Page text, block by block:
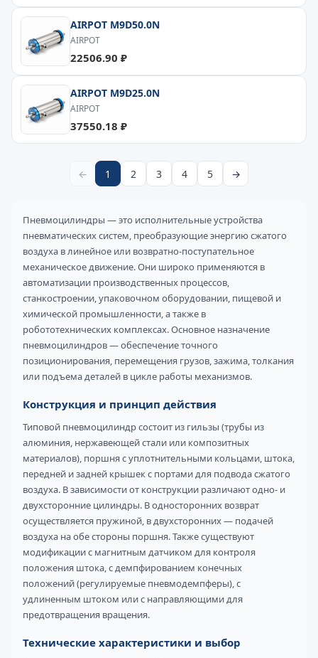
AIRPOT M9D50.0N
AIRPOT
22506.90 ₽
AIRPOT M9D25.0N
AIRPOT
37550.18 ₽
← 1 2 3 4 5 →
Пневмоцилиндры — это исполнительные устройства
пневматических систем, преобразующие энергию сжатого
воздуха в линейное или возвратно-поступательное
механическое движение. Они широко применяются в
автоматизации производственных процессов,
станкостроении, упаковочном оборудовании, пищевой и
химической промышленности, а также в
робототехнических комплексах. Основное назначение
пневмоцилиндров — обеспечение точного
позиционирования, перемещения грузов, зажима, толкания
или подъема деталей в цикле работы механизмов.
Конструкция и принцип действия
Типовой пневмоцилиндр состоит из гильзы (трубы из
алюминия, нержавеющей стали или композитных
материалов), поршня с уплотнительными кольцами, штока,
передней и задней крышек с портами для подвода сжатого
воздуха. В зависимости от конструкции различают одно- и
двухсторонние цилиндры. В односторонних возврат
осуществляется пружиной, в двухсторонних — подачей
воздуха на обе стороны поршня. Также существуют
модификации с магнитным датчиком для контроля
положения штока, с демпфированием конечных
положений (регулируемые пневмодемпферы), с
удлиненным штоком или с направляющими для
предотвращения вращения.
Технические характеристики и выбор